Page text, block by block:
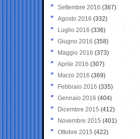
Settembre 2016 (367)
Agosto 2016 (332)
Luglio 2016 (336)
Giugno 2016 (358)
Maggio 2016 (373)
Aprile 2016 (307)
Marzo 2016 (369)
Febbraio 2016 (335)
Gennaio 2016 (404)
Dicembre 2015 (412)
Novembre 2015 (401)
Ottobre 2015 (422)